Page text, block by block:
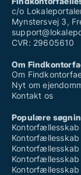
c/o
Mynstersvej 3,
CVR: 29605610
Om
Om
Nyt om
Kontakt os
Populære
Kontorfællesskab
Kontorfællesskab
Kontorfællesskab
Kontorfællesskab
Kontorfællesskab